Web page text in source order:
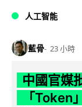
人工智能
藍骨 23 小時
中國官媒
「Token